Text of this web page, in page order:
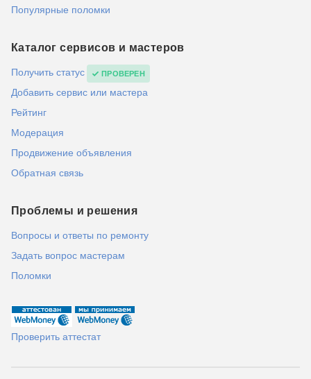
Популярные поломки
Каталог сервисов и мастеров
Получить статус ПРОВЕРЕН
Добавить сервис или мастера
Рейтинг
Модерация
Продвижение объявления
Обратная связь
Проблемы и решения
Вопросы и ответы по ремонту
Задать вопрос мастерам
Поломки
Проверить аттестат